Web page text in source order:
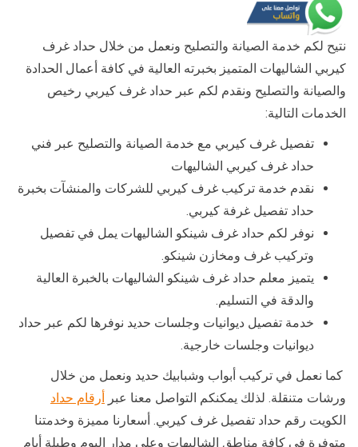
نتيح لكم خدمة الصيانة والتصليح ونعمل من خلال حداد غرف
كيربي الشاليهات المتميز بخبرته العالية في كافة أعمال الحدادة
والصيانة والتصليح ونقدم لكم عبر حداد غرف كيربي رخيص
الخدمات التالية:
تفصيل غرف كيربي مع خدمة الصيانة والتصليح عبر فني
حداد غرف كيربي الشاليهات
نقدم خدمة تركيب غرف كيربي للشركات والمنشآت بخبرة
حداد تفصيل غرفة كيربي.
نوفر لكم حداد غرف شينكو الشاليهات يمل في تفصيل
وتركيب غرف ومخازن شينكو.
يتميز معلم حداد غرف شينكو الشاليهات بالخبرة العالية
والدقة في التسليم.
خدمة تفصيل ديوانيات وجلسات حديد نوفرها لكم عبر حداد
ديوانيات وجلسات خارجية.
كما نعمل في تركيب أبواب وشبابيك حديد ونعمل من خلال
ورشات متنقلة. لذلك يمكنكم التواصل معنا عبر
أرقام حداد
الكويت رقم حداد تفصيل غرف كيربي. أسعارنا مميزة وخدمتنا
متوفرة في كافة مناطق الشاليهات وعلى مدار اليوم وطيلة أيام